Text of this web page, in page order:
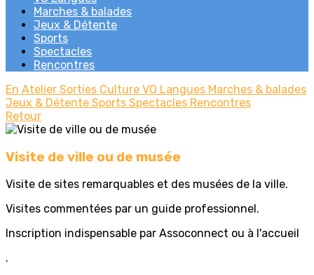
Marches & balades
Jeux & Détente
Sports
Spectacles
Rencontres
En Atelier Sorties Culture VO Langues Marches & balades
Jeux & Détente Sports Spectacles Rencontres
Retour
Visite de ville ou de musée
Visite de sites remarquables et des musées de la ville.
Visites commentées par un guide professionnel.
Inscription indispensable par Assoconnect ou à l'accueil
.